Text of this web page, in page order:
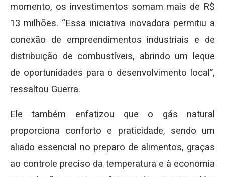
momento, os investimentos somam mais de R$
13 milhões. “Essa iniciativa inovadora permitiu a
conexão de empreendimentos industriais e de
distribuição de combustíveis, abrindo um leque
de oportunidades para o desenvolvimento local”,
ressaltou Guerra.
Ele também enfatizou que o gás natural
proporciona conforto e praticidade, sendo um
aliado essencial no preparo de alimentos, graças
ao controle preciso da temperatura e à economia